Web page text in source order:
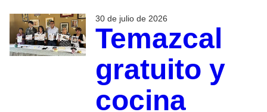
30 de julio de 2026
Temazcal
gratuito y
cocina